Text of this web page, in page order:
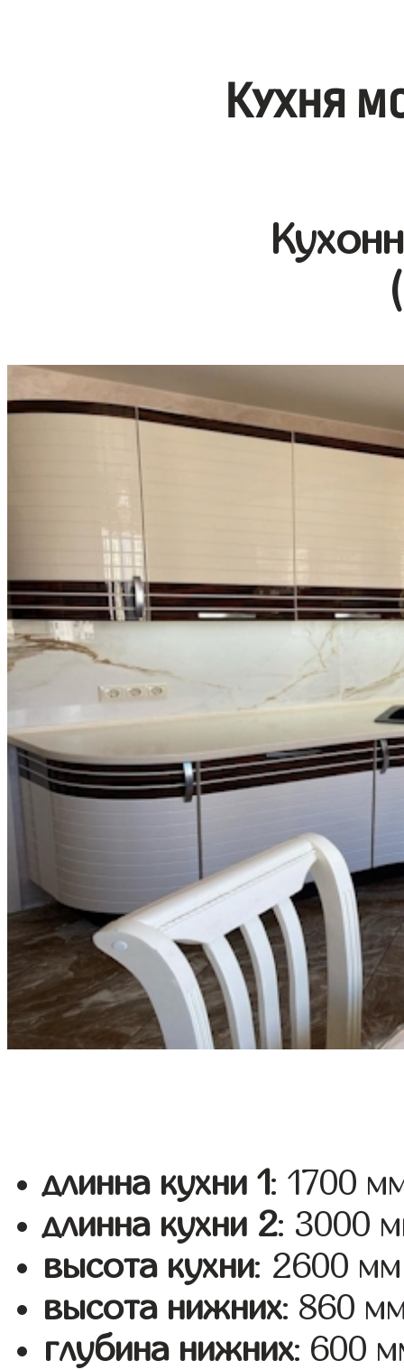
Кухня
длинна кухни 1: 1700
длинна кухни 2: 3000
высота кухни: 2600 мм
высота нижних: 860
глубина нижних: 600